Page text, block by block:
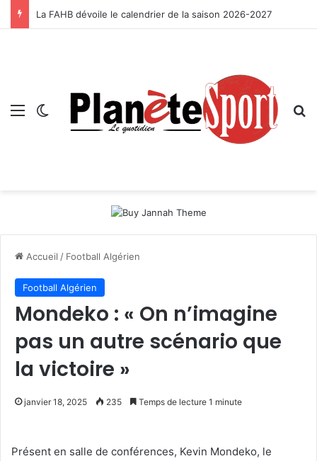
La FAHB dévoile le calendrier de la saison 2026-2027
Menu Switch skin
Accueil / Football Algérien
Football Algérien
Mondeko : « On n’imagine
pas un autre scénario que
la victoire »
janvier 18, 2025 235 Temps de lecture 1 minute
Présent en salle de conférences, Kevin Mondeko, le